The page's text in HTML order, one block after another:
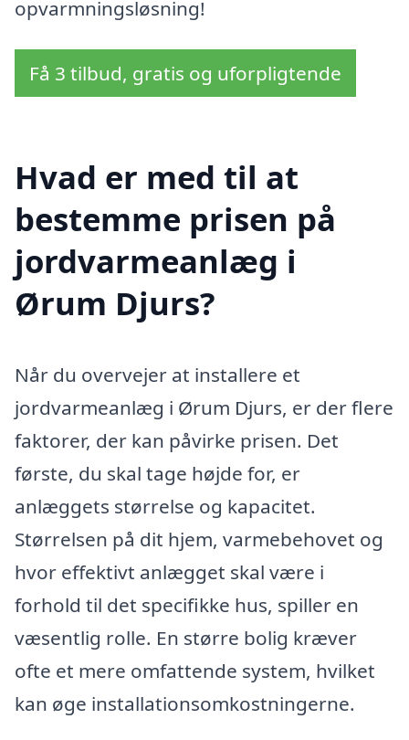
opvarmningsløsning!
Få 3 tilbud, gratis og uforpligtende
Hvad er med til at
bestemme prisen på
jordvarmeanlæg i
Ørum Djurs?
Når du overvejer at installere et
jordvarmeanlæg i Ørum Djurs, er der flere
faktorer, der kan påvirke prisen. Det
første, du skal tage højde for, er
anlæggets størrelse og kapacitet.
Størrelsen på dit hjem, varmebehovet og
hvor effektivt anlægget skal være i
forhold til det specifikke hus, spiller en
væsentlig rolle. En større bolig kræver
ofte et mere omfattende system, hvilket
kan øge installationsomkostningerne.